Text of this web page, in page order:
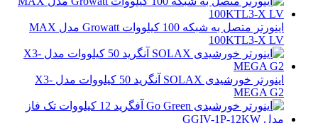
اینورتر متصل به شبکه 100 کیلووات Growatt مدل MAX
100KTL3-X LV
اینورتر خورشیدی SOLAX آنگرید 50 کیلووات مدل X3-
MEGA G2